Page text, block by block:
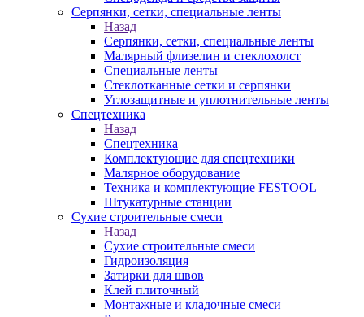
Серпянки, сетки, специальные ленты
Назад
Серпянки, сетки, специальные ленты
Малярный флизелин и стеклохолст
Специальные ленты
Стеклотканные сетки и серпянки
Углозащитные и уплотнительные ленты
Спецтехника
Назад
Спецтехника
Комплектующие для спецтехники
Малярное оборудование
Техника и комплектующие FESTOOL
Штукатурные станции
Сухие строительные смеси
Назад
Сухие строительные смеси
Гидроизоляция
Затирки для швов
Клей плиточный
Монтажные и кладочные смеси